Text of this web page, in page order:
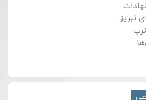
تبریز